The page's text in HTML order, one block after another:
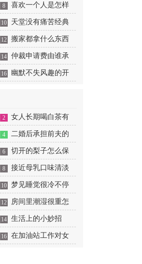
衣打扮
8 喜欢一个人是怎样
的
10 天堂没有痛苦经典
语录
12 搬家都拿什么东西
寓意好
14 仲裁申请费由谁承
担
16 幽默不失风趣的开
2 女人长期喝白茶有
什么好处
4 二婚后承担前夫的
债务吗
6 切开的梨子怎么保
存
8 接近母乳口味清淡
奶粉排名
10 梦见睡觉很冷不停
的盖被子
12 房间里潮湿很重怎
么办
14 生活上的小妙招
16 在加油站工作对女